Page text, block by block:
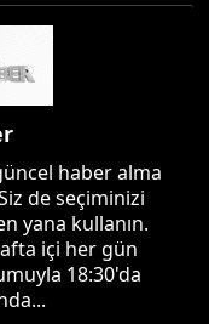
haber alma
de seçiminizi
yana kullanın.
içi her gün
18:30'da